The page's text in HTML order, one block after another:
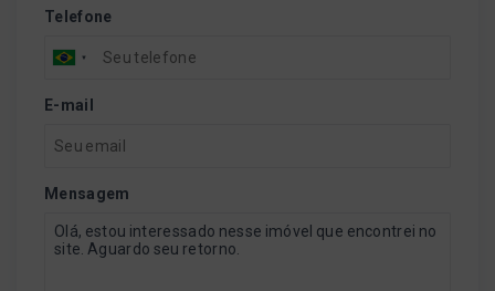
Telefone
E-mail
Mensagem